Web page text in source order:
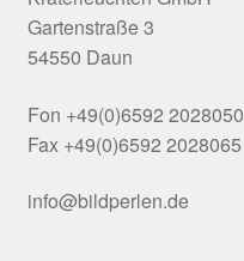
Gartenstraße 3
54550 Daun
Fon +49(0)6592 2028050
Fax +49(0)6592 2028065
info@bildperlen.de